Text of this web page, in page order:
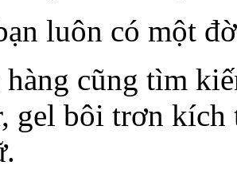
luôn có một
hàng cũng tìm
gel bôi trơn kích